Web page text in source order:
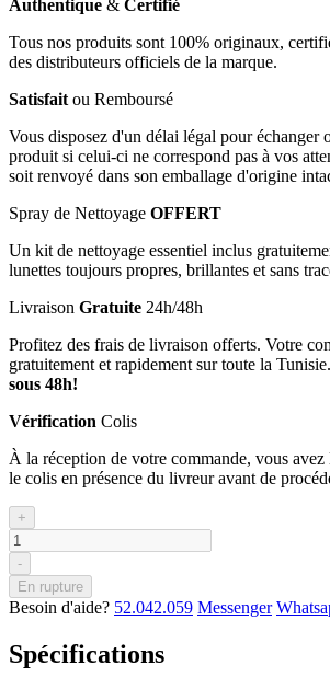
Authentique & Certifié
Tous nos produits sont 100% originaux,
des distributeurs officiels de la marque.
Satisfait ou Remboursé
Vous disposez d'un délai légal pour échanger
produit si celui-ci ne correspond pas à vos
soit renvoyé dans son emballage d'origine
Spray de Nettoyage OFFERT
Un kit de nettoyage essentiel inclus
lunettes toujours propres, brillantes et sans
Livraison Gratuite 24h/48h
Profitez des frais de livraison offerts. Votre
gratuitement et rapidement sur toute la Tunisie.
sous 48h!
Vérification Colis
À la réception de votre commande, vous
le colis en présence du livreur avant de
+
-
En rupture
Besoin d'aide? 52.042.059 Messenger
Spécifications